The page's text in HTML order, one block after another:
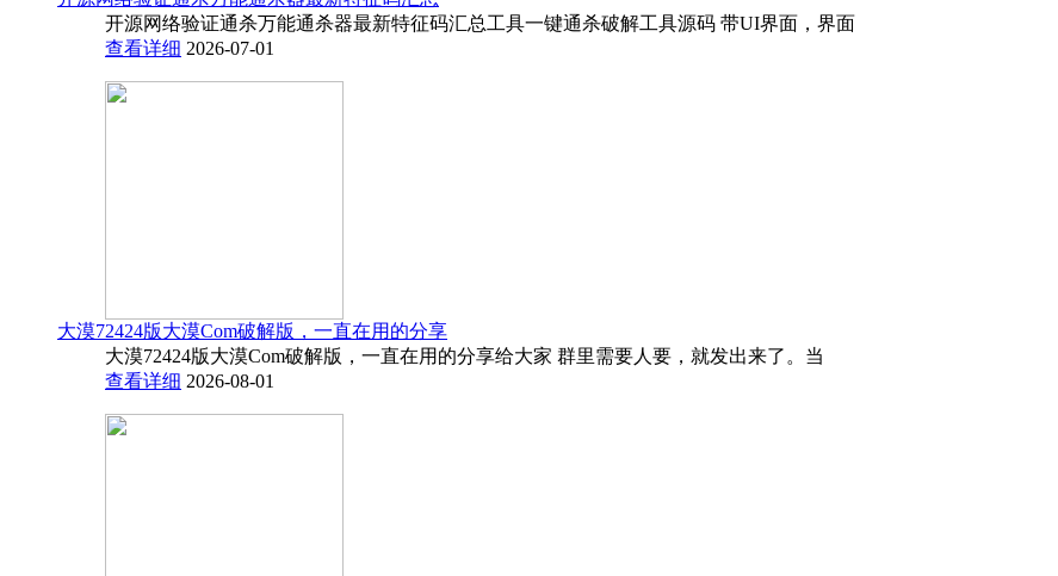
开源网络验证通杀万能通杀器最新特征码汇总工具一键通杀破解工具源码 带UI界面，界面
查看详细 2026-07-01
大漠72424版大漠Com破解版，一直在用的分享
大漠72424版大漠Com破解版，一直在用的分享给大家 群里需要人要，就发出来了。当
查看详细 2026-08-01